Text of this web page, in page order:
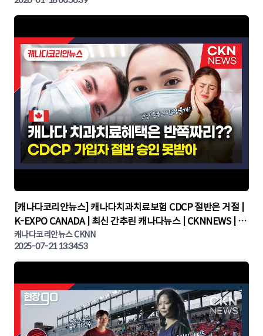
▶
[캐나다코리안뉴스] 캐나다치과치료보험 CDCP 절반은 거절 |
K-EXPO CANADA | 최신 간추린 캐나다뉴스 | CKNNEWS | 캐
나다뉴스 | 토론토뉴스
캐나다코리안뉴스 CKNN
2025-07-21 13:34:53